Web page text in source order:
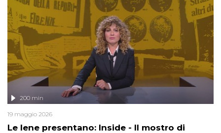
Le Iene presentano: Inside - Il mostro di
200 min
19 maggio 2026